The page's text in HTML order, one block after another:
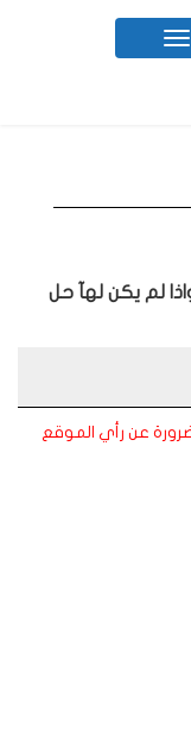
Toggle
navigation
لم يكن لهآ حل
عن رأي الموقع